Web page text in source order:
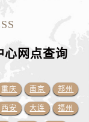
浙江省衢州市柯城区上街江诗丹顿售后服务中心（需提前预约）
澳门特别行政区大堂区议事亭前地（新马路）江诗丹顿售后服务中心（需提前预约）
澳门特别行政区风顺堂区南湾大马路江诗丹顿售后服务中心（需提前预约）
心网点查询
重庆 南京 郑州
西安 大连 福州